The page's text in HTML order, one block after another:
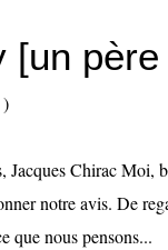
[un
)
Jacques Chirac Moi,
notre avis. De
que nous pensons...